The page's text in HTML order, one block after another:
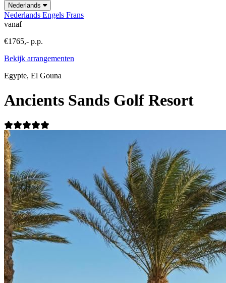
Nederlands
Nederlands Engels Frans
vanaf
€1765,- p.p.
Bekijk arrangementen
Egypte, El Gouna
Ancients Sands Golf Resort